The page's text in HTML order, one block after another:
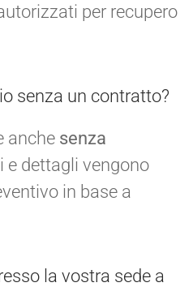
per recupero
senza un contratto?
anche senza
e dettagli vengono
in base a
la vostra sede a